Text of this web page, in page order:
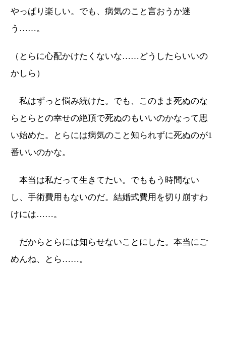
やっぱり楽しい。でも、病気のこと言おうか迷
う……。
（とらに心配かけたくないな……どうしたらいいの
かしら）
私はずっと悩み続けた。でも、このまま死ぬのな
らとらとの幸せの絶頂で死ぬのもいいのかなって思
い始めた。とらには病気のこと知られずに死ぬのが1
番いいのかな。
本当は私だって生きてたい。でももう時間ない
し、手術費用もないのだ。結婚式費用を切り崩すわ
けには……。
だからとらには知らせないことにした。本当にご
めんね、とら……。